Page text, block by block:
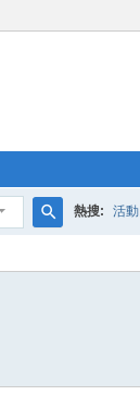
索
熱搜: 活動